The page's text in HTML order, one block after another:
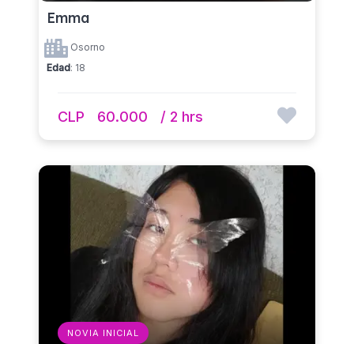
Emma
Osorno
Edad: 18
CLP 60.000 / 2 hrs
NOVIA INICIAL